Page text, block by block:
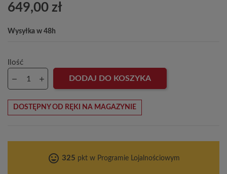
649,00 zł
Wysyłka w 48h
Ilość
DODAJ DO KOSZYKA
DOSTĘPNY OD RĘKI NA MAGAZYNIE
tag_faces 325 pkt w Programie Lojalnościowym